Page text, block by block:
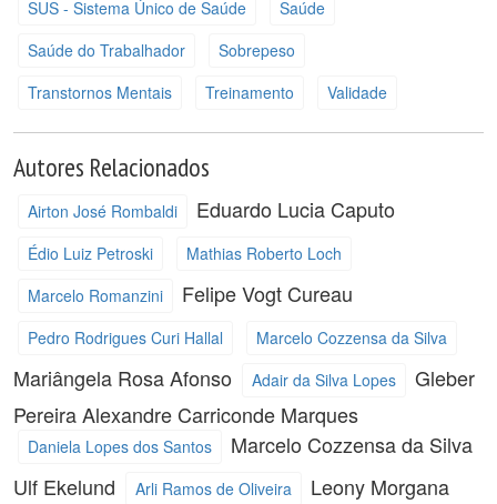
SUS - Sistema Único de Saúde
Saúde
Saúde do Trabalhador
Sobrepeso
Transtornos Mentais
Treinamento Validade
Autores Relacionados
Airton José Rombaldi Eduardo Lucia Caputo
Édio Luiz Petroski
Mathias Roberto Loch
Marcelo Romanzini
Felipe Vogt Cureau
Pedro Rodrigues Curi Hallal Marcelo Cozzensa da Silva
Mariângela Rosa Afonso Adair da Silva Lopes
Gleber
PereiraAlexandre Carriconde Marques
Daniela Lopes dos Santos
Marcelo Cozzensa da Silva
Ulf Ekelund
Arli Ramos de Oliveira
Leony Morgana